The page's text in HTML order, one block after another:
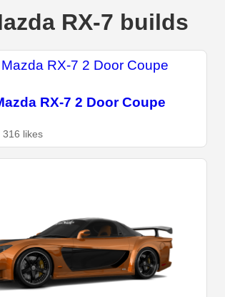
RX-7 builds
RX-7 2 Door Coupe
316 likes